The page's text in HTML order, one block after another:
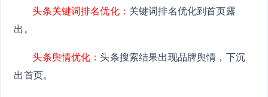
头条关键词排名优化： 关键词排名优化到首页露
出。
头条舆情优化：头条搜索结果出现品牌舆情，下沉
出首页。